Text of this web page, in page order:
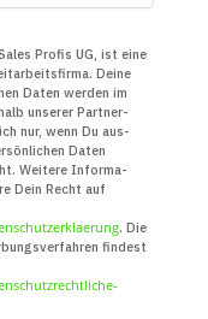
Profis UG, ist eine
Deine
Daten werden im
unserer Partner­
nur, wenn Du aus­
Daten
Weitere Infor­ma­
Dein Recht auf
. Die
findest